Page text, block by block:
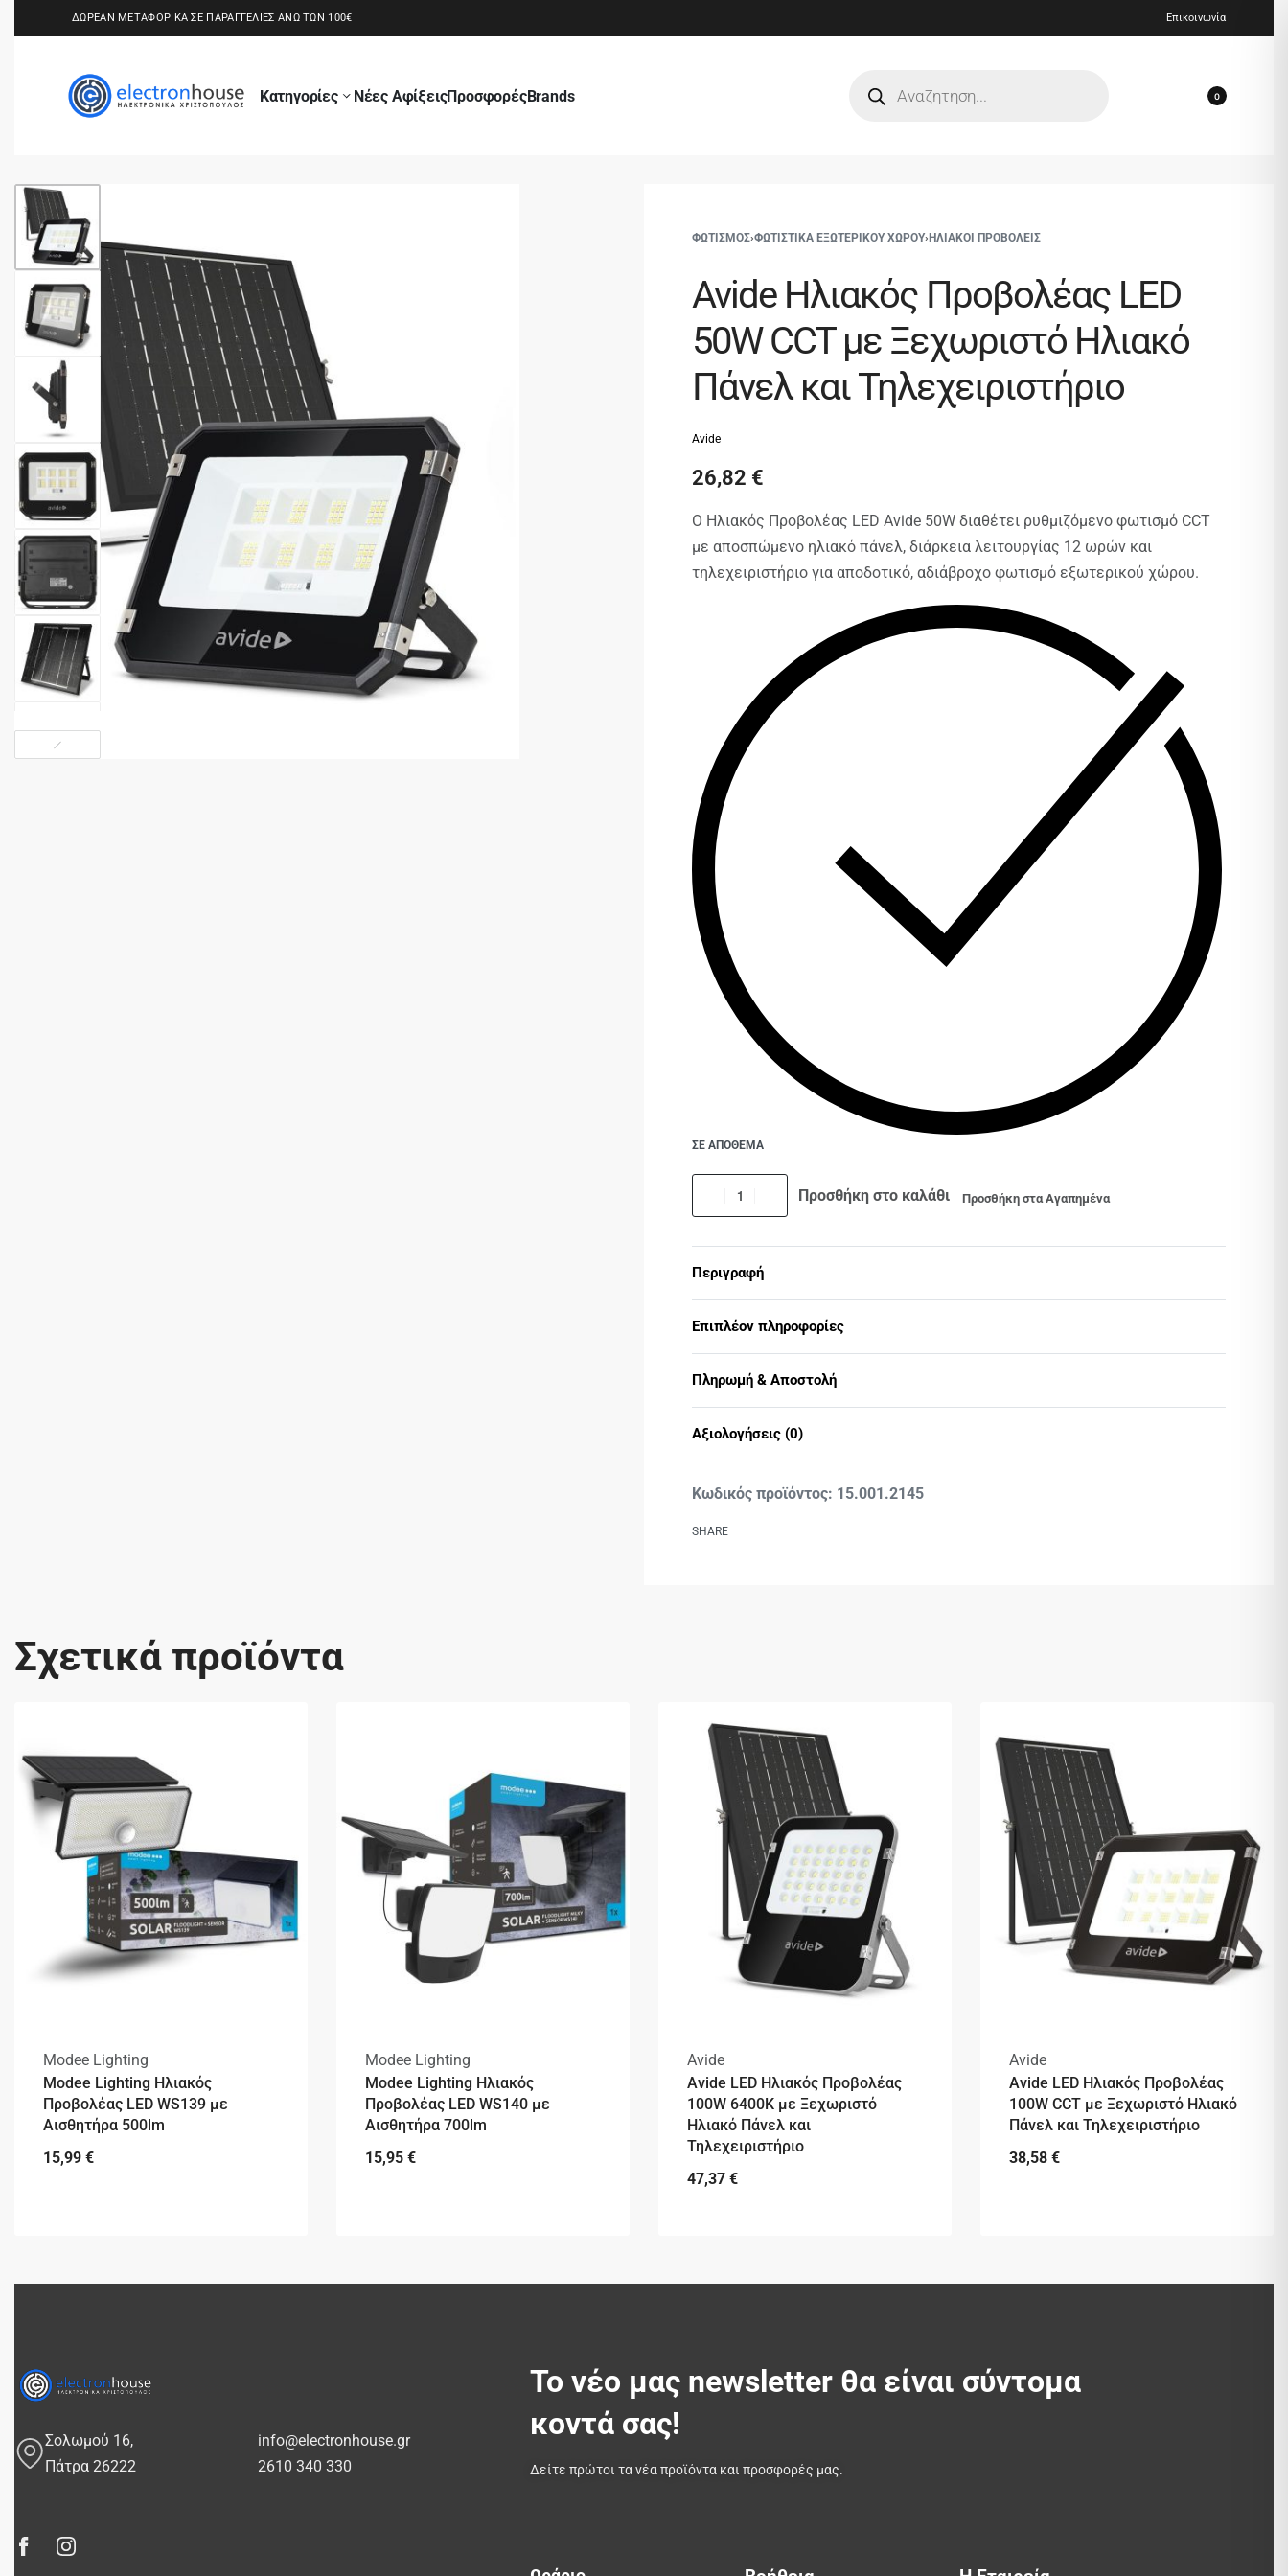
ΔΩΡΕΑΝ ΜΕΤΑΦΟΡΙΚΑ ΣΕ ΠΑΡΑΓΓΕΛΙΕΣ ΑΝΩ ΤΩΝ 100€ Επικοινωνία
Κατηγορίες Νέες ΑφίξειςΠροσφορέςBrands 0
ΦΩΤΙΣΜΟΣ›ΦΩΤΙΣΤΙΚΑ ΕΞΩΤΕΡΙΚΟΥ ΧΩΡΟΥ› ΗΛΙΑΚΟΙ ΠΡΟΒΟΛΕΙΣ
Avide Ηλιακός Προβολέας LED
50W CCT με Ξεχωριστό Ηλιακό
Πάνελ και Τηλεχειριστήριο
Avide
26,82 €
Ο Ηλιακός Προβολέας LED Avide 50W διαθέτει ρυθμιζόμενο φωτισμό CCT
με αποσπώμενο ηλιακό πάνελ, διάρκεια λειτουργίας 12 ωρών και
τηλεχειριστήριο για αποδοτικό, αδιάβροχο φωτισμό εξωτερικού χώρου.
ΣΕ ΑΠΟΘΕΜΑ
Προσθήκη στο καλάθι Προσθήκη στα Αγαπημένα
Περιγραφή
Επιπλέον πληροφορίες
Πληρωμή & Αποστολή
Αξιολογήσεις (0)
15.001.2145
SHARE
Σχετικά προϊόντα
Modee Lighting
Modee Lighting Ηλιακός
Προβολέας LED WS139 με
Αισθητήρα 500lm
15,99 €
Modee Lighting
Modee Lighting Ηλιακός
Προβολέας LED WS140 με
Αισθητήρα 700lm
15,95 €
Avide
Avide LED Ηλιακός Προβολέας
100W 6400K με Ξεχωριστό
Ηλιακό Πάνελ και
Τηλεχειριστήριο
47,37 €
Avide
Avide LED Ηλιακός Προβολέας
100W CCT με Ξεχωριστό Ηλιακό
Πάνελ και Τηλεχειριστήριο
38,58 €
Σολωμού 16,
Πάτρα 26222
info@electronhouse.gr
2610 340 330
Το νέο μας newsletter θα είναι σύντομα
κοντά σας!
Δείτε πρώτοι τα νέα προϊόντα και προσφορές μας.